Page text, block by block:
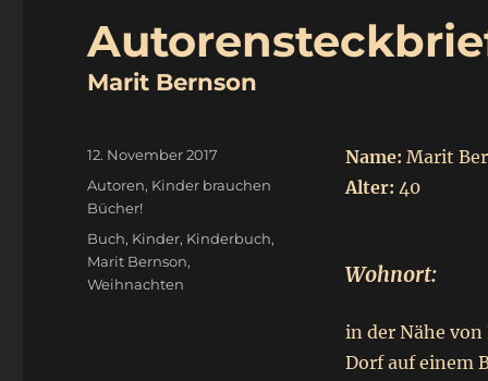
Marit Bernson
Name: Marit
Alter: 40
Wohnort:
in der Nähe
Dorf auf einem
Veröffentlicht
12. November 2017
Kategorien
Autoren, Kinder brauchen
Bücher!
Schlagwörter
Buch, Kinder, Kinderbuch,
Marit Bernson,
Weihnachten